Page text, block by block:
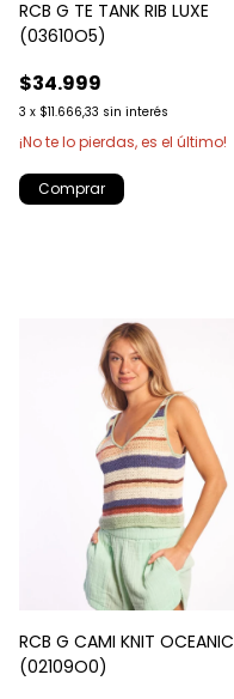
RCB G TE TANK RIB LUXE
(03610O5)
$34.999
3 x $11.666,33 sin interés
¡No te lo pierdas, es el último!
Comprar
RCB G CAMI KNIT OCEANIC
(02109O0)